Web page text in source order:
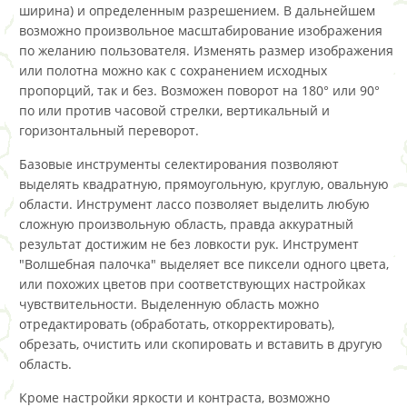
ширина) и определенным разрешением. В дальнейшем
возможно произвольное масштабирование изображения
по желанию пользователя. Изменять размер изображения
или полотна можно как с сохранением исходных
пропорций, так и без. Возможен поворот на 180° или 90°
по или против часовой стрелки, вертикальный и
горизонтальный переворот.
Базовые инструменты селектирования позволяют
выделять квадратную, прямоугольную, круглую, овальную
области. Инструмент лассо позволяет выделить любую
сложную произвольную область, правда аккуратный
результат достижим не без ловкости рук. Инструмент
"Волшебная палочка" выделяет все пиксели одного цвета,
или похожих цветов при соответствующих настройках
чувствительности. Выделенную область можно
отредактировать (обработать, откорректировать),
обрезать, очистить или скопировать и вставить в другую
область.
Кроме настройки яркости и контраста, возможно